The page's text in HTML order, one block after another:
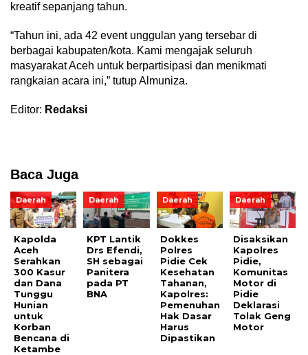
kreatif sepanjang tahun.
“Tahun ini, ada 42 event unggulan yang tersebar di
berbagai kabupaten/kota. Kami mengajak seluruh
masyarakat Aceh untuk berpartisipasi dan menikmati
rangkaian acara ini,” tutup Almuniza.
Editor: Redaksi
Baca Juga
Daerah
Kapolda
Aceh
Serahkan
300 Kasur
dan Dana
Tunggu
Hunian
untuk
Korban
Bencana di
Ketambe
Daerah
KPT Lantik
Drs Efendi,
SH sebagai
Panitera
pada PT
BNA
Daerah
Dokkes
Polres
Pidie Cek
Kesehatan
Tahanan,
Kapolres:
Pemenuhan
Hak Dasar
Harus
Dipastikan
Daerah
Disaksikan
Kapolres
Pidie,
Komunitas
Motor di
Pidie
Deklarasi
Tolak Geng
Motor